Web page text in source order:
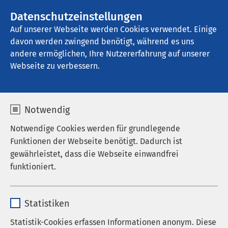
Datenschutzeinstellungen
Auf unserer Webseite werden Cookies verwendet. Einige
davon werden zwingend benötigt, während es uns
andere ermöglichen, Ihre Nutzererfahrung auf unserer
Webseite zu verbessern.
Notwendig
Notwendige Cookies werden für grundlegende
Funktionen der Webseite benötigt. Dadurch ist
gewährleistet, dass die Webseite einwandfrei
funktioniert.
Anbieter sgalinski
Statistiken
Statistik-Cookies erfassen Informationen anonym. Diese
AMEOS Klinikum Ueckermünde
Ergebnisse Ihrer Suche
Nutzen Sie dieses Feld, um Ihre Suche zu